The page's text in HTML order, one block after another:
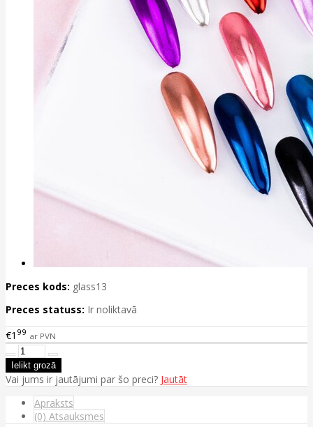
Preces kods: glass13
Preces statuss: Ir noliktavā
€1 99 ar PVN
Vai jums ir jautājumi par šo preci? Jautāt
Apraksts
(0) Atsauksmes